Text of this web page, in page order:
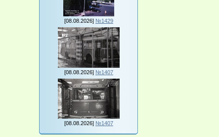
[08.08.2026] №1429
[08.08.2026] №1407
[08.08.2026] №1407